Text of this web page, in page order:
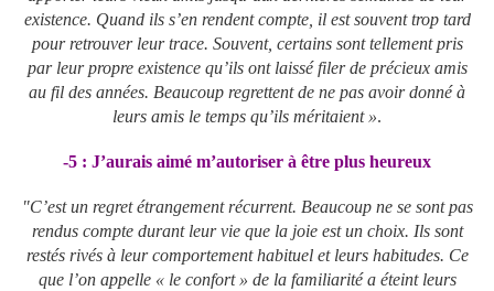
existence. Quand ils s’en rendent compte, il est souvent trop tard
pour retrouver leur trace. Souvent, certains sont tellement pris
par leur propre existence qu’ils ont laissé filer de précieux amis
au fil des années. Beaucoup regrettent de ne pas avoir donné à
leurs amis le temps qu’ils méritaient ».
-5 : J’aurais aimé m’autoriser à être plus heureux
"C’est un regret étrangement récurrent. Beaucoup ne se sont pas
rendus compte durant leur vie que la joie est un choix. Ils sont
restés rivés à leur comportement habituel et leurs habitudes. Ce
que l’on appelle « le confort » de la familiarité a éteint leurs